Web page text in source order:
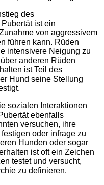
des
ist ein
von aggressivem
führen kann. Rüden
intensivere Neigung zu
anderen Rüden
ist Teil des
Hund seine Stellung
sozialen Interaktionen
ebenfalls
versuchen, ihre
oder infrage zu
Hunden oder sogar
ist oft ein Zeichen
testet und versucht,
zu definieren.